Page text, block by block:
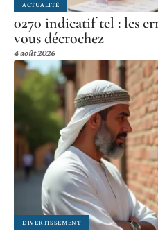
ACTUALITÉ
0270 indicatif tel : les
vous décrochez
4 août 2026
DIVERTISSEMENT